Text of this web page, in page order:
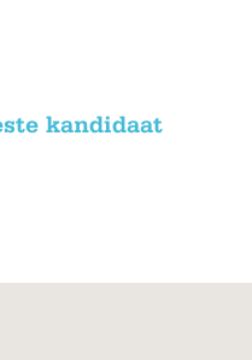
kandidaat